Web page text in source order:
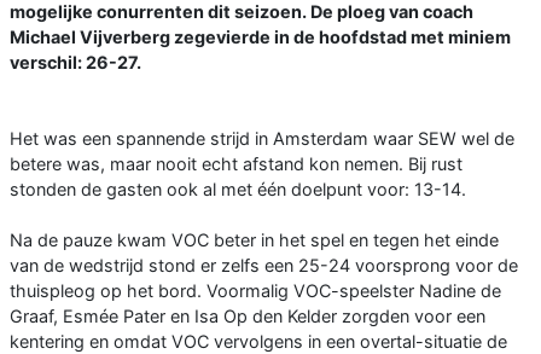
mogelijke conurrenten dit seizoen. De ploeg van coach
Michael Vijverberg zegevierde in de hoofdstad met miniem
verschil: 26-27.
Het was een spannende strijd in Amsterdam waar SEW wel de
betere was, maar nooit echt afstand kon nemen. Bij rust
stonden de gasten ook al met één doelpunt voor: 13-14.
Na de pauze kwam VOC beter in het spel en tegen het einde
van de wedstrijd stond er zelfs een 25-24 voorsprong voor de
thuispleog op het bord. Voormalig VOC-speelster Nadine de
Graaf, Esmée Pater en Isa Op den Kelder zorgden voor een
kentering en omdat VOC vervolgens in een overtal-situatie de